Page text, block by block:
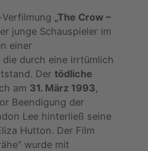
„The Crow –
junge Schauspieler im
einer
durch eine irrtümlich
Der tödliche
am 31. März 1993,
Beendigung der
Lee hinterließ seine
Hutton. Der Film
wurde mit